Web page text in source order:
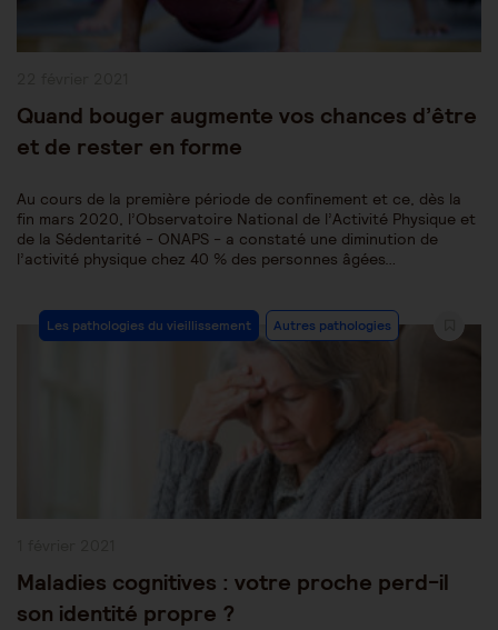
Quand bouger augmente vos chances d’être
et de rester en forme
Au cours de la première période de confinement et ce, dès la
fin mars 2020, l’Observatoire National de l’Activité Physique et
de la Sédentarité - ONAPS - a constaté une diminution de
l’activité physique chez 40 % des personnes âgées…
Post
Category:
Les pathologies du vieillissement Autres pathologies
Maladies cognitives : votre proche perd-il
son identité propre ?